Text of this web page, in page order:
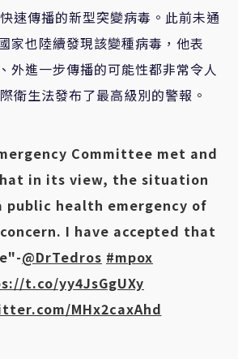
速傳播的新型突變病毒。此前未通
家也陸續發現該變種病毒，他表
外進一步傳播的可能性都非常令人
衛生法發布了最高級別的警報。
Committee met and
in its view, the situation
public health emergency of
I have accepted that
@DrTedros #mpox
t.co/yy4JsGgUXy
MHx2caxAhd